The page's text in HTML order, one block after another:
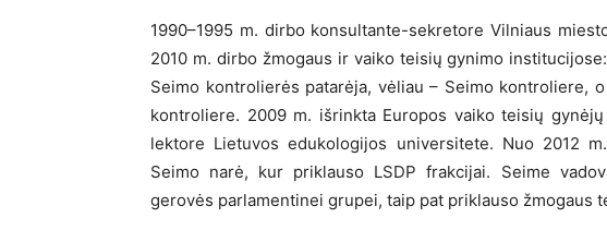
1990–1995 m. dirbo konsultante-sekretore Vilniaus
2010 m. dirbo žmogaus ir vaiko teisių gynimo
Seimo kontrolierės patarėja, vėliau – Seimo kontroliere,
kontroliere. 2009 m. išrinkta Europos vaiko teisių
lektore Lietuvos edukologijos universitete. Nuo 2012
Seimo narė, kur priklauso LSDP frakcijai. Seime
gerovės parlamentinei grupei, taip pat priklauso žmogaus